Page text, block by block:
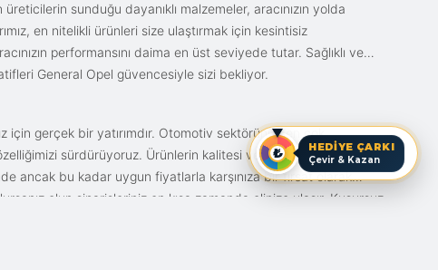
HEDİYE ÇARKI
Çevir & Kazan
sunduğu dayanıklı malzemeler, aracınızın yolda
en nitelikli ürünleri size ulaştırmak için kesintisiz
performansını daima en üst seviyede tutar. Sağlıklı ve
General Opel güvencesiyle sizi bekliyor.
için gerçek bir yatırımdır. Otomotiv sektörünün en çok
sürdürüyoruz. Ürünlerin kalitesi ve bunun fiyat karşılığı
ancak bu kadar uygun fiyatlarla karşınıza bir fırsat olarak
olun siparişleriniz en kısa zamanda elinize ulaşır. Kusursuz